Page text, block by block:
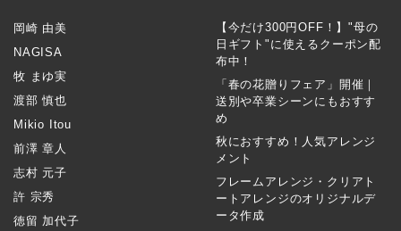
岡崎 由美
NAGISA
牧 まゆ実
渡部 慎也
Mikio Itou
前澤 章人
志村 元子
許 宗秀
徳留 加代子
【今だけ300円OFF！】"母の
日ギフト"に使えるクーポン配
布中！
「春の花贈りフェア」開催｜
送別や卒業シーンにもおすす
め
秋におすすめ！人気アレンジ
メント
フレームアレンジ・クリアト
ートアレンジのオリジナルデ
ータ作成